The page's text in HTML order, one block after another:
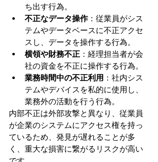
ち出す行為。
不正なデータ操作：従業員がシス
テムやデータベースに不正アクセ
スし、データを操作する行為。
横領や財務不正 ：経理担当者が会
社の資金を不正に操作する行為。
業務時間中の不正利用 ：社内シス
テムやデバイスを私的に使用し、
業務外の活動を行う行為。
内部不正は外部攻撃と異なり、従業員
が企業のシステムにアクセス権を持っ
ているため、発見が遅れることが多
く、重大な損害に繋がるリスクが高い